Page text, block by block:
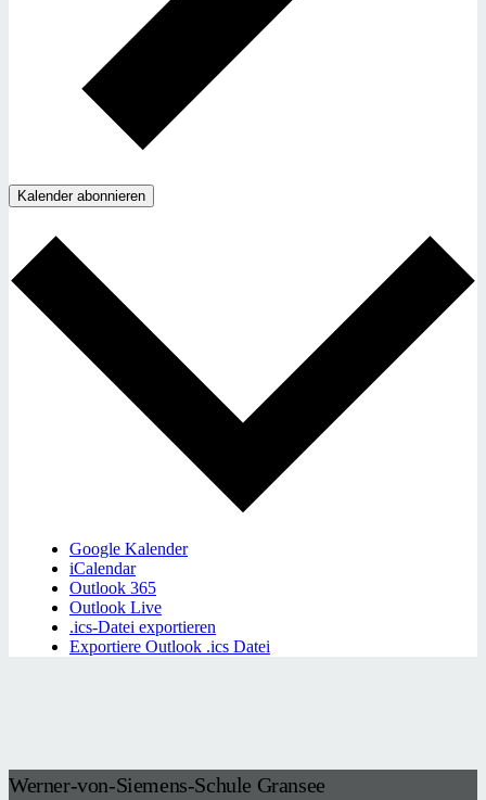
Kalender abonnieren
Google Kalender
iCalendar
Outlook 365
Outlook Live
.ics-Datei exportieren
Exportiere Outlook .ics Datei
Werner-von-Siemens-Schule Gransee